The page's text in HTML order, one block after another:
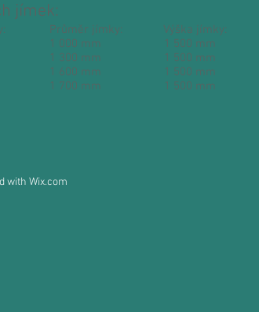
jímek:
jímky: Průměr jímky: Výška
mm 1 500 mm
mm 1 500 mm
mm 1 500 mm
mm 1 500 mm
with Wix.com